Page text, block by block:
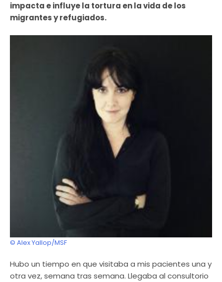
impacta e influye la tortura en la vida de los
migrantes y refugiados.
© Alex Yallop/MSF
Hubo un tiempo en que visitaba a mis pacientes una y
otra vez, semana tras semana. Llegaba al consultorio